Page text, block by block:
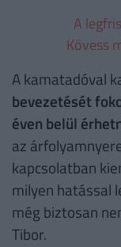
A
Kövess
A kamatadóval
bevezetését
éven belül
az
kapcsolatban
milyen hatással
még biztosan
Tibor.